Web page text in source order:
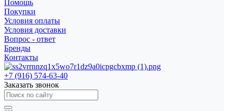
Помощь
Покупки
Условия оплаты
Условия доставки
Вопрос - ответ
Бренды
Контакты
+7 (916) 574-63-40
Заказать звонок